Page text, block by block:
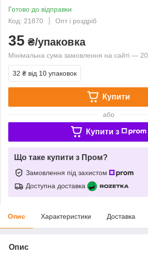
Готово до відправки
Код: 21870
Опт і роздріб
35 ₴/упаковка
Мінімальна сума замовлення на сайті —
32 ₴ від 10 упаковок
Купити
або
Купити з
Що таке купити з Пром?
Замовлення під захистом
Доступна доставка
Опис Характеристики Доставка
Опис